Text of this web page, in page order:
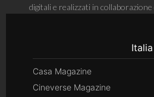
digitali e realizzati in
Italia
Casa Magazine
Cineverse Magazine